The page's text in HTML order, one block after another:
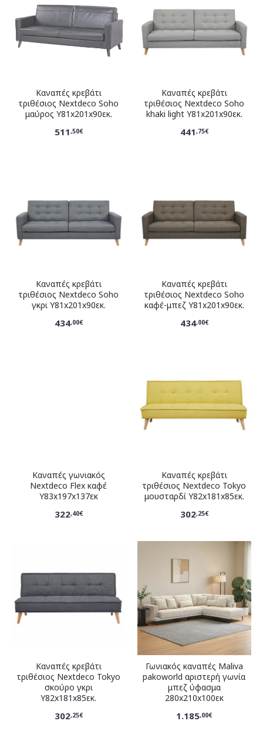
Καναπές κρεβάτι
τριθέσιος Nextdeco Soho
μαύρος Υ81x201x90εκ.
511,50€
Καναπές κρεβάτι
τριθέσιος Nextdeco Soho
khaki light Υ81x201x90εκ.
441,75€
Καναπές κρεβάτι
τριθέσιος Nextdeco Soho
γκρι Υ81x201x90εκ.
434,00€
Καναπές κρεβάτι
τριθέσιος Nextdeco Soho
καφέ-μπεζ Υ81x201x90εκ.
434,00€
Καναπές γωνιακός
Nextdeco Flex καφέ
Υ83x197x137εκ
322,40€
Καναπές κρεβάτι
τριθέσιος Nextdeco Tokyo
μουσταρδί Υ82x181x85εκ.
302,25€
Καναπές κρεβάτι
τριθέσιος Nextdeco Tokyo
σκούρο γκρι
Υ82x181x85εκ.
302,25€
Γωνιακός καναπές Maliva
pakoworld αριστερή γωνία
μπεζ ύφασμα
280x210x100εκ
1.185,00€